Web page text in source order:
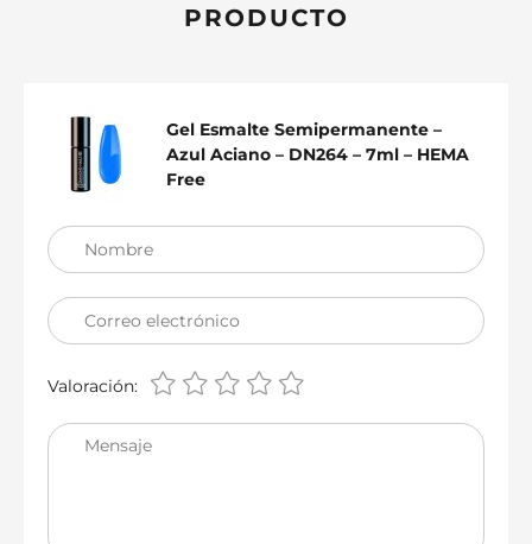
PRODUCTO
Gel Esmalte Semipermanente –
Azul Aciano – DN264 – 7ml – HEMA
Free
Nombre
Correo electrónico
Valoración:
Mensaje